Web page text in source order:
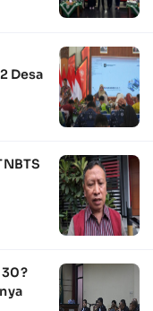
Desa
30?